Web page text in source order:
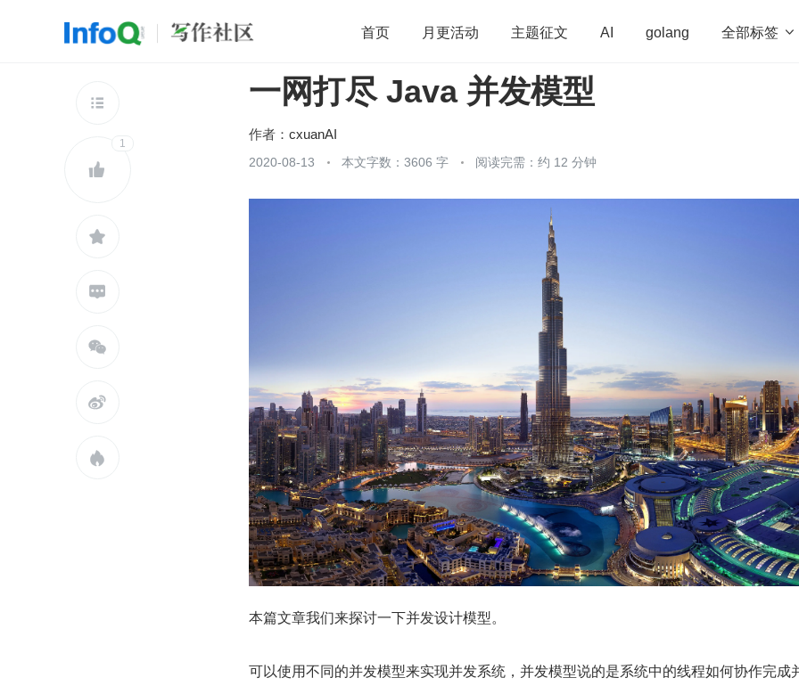
首页 月更活动 主题征文 AI golang 全部标签 
开源 架构 OpenHarmony 算法 学习方法
查看更多


1





一网打尽 Java 并发模型
作者： cxuanAI
2020-08-13 本文字数：3606 字 阅读完需：约 12 分钟
本篇文章我们来探讨一下并发设计模型。
可以使用不同的并发模型来实现并发系统，并发模型说的是系统中的线程如何协作完成